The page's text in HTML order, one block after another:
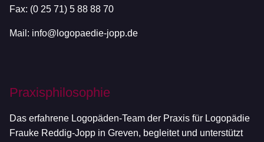
Fax: (0 25 71) 5 88 88 70
Mail: info@logopaedie-jopp.de
Praxisphilosophie
Das erfahrene Logopäden-Team der Praxis für Logopädie
Frauke Reddig-Jopp in Greven, begleitet und unterstützt